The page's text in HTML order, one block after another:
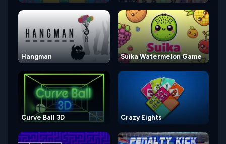
Hangman Suika Watermelon Game
Curve Ball 3D Crazy Eights